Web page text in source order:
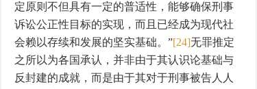
定原则不但具有一定的普适性，能够确保刑事
诉讼公正性目标的实现，而且已经成为现代社
会赖以存续和发展的坚实基础。”[24]无罪推定
之所以为各国承认，并非由于其认识论基础与
反封建的成就，而是由于其对于刑事被告人人